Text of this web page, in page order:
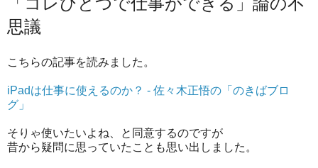
思議
こちらの記事を読みました。
iPadは仕事に使えるのか？ - 佐々木正悟の「のきばブロ
グ」
そりゃ使いたいよね、と同意するのですが
昔から疑問に思っていたことも思い出しました。